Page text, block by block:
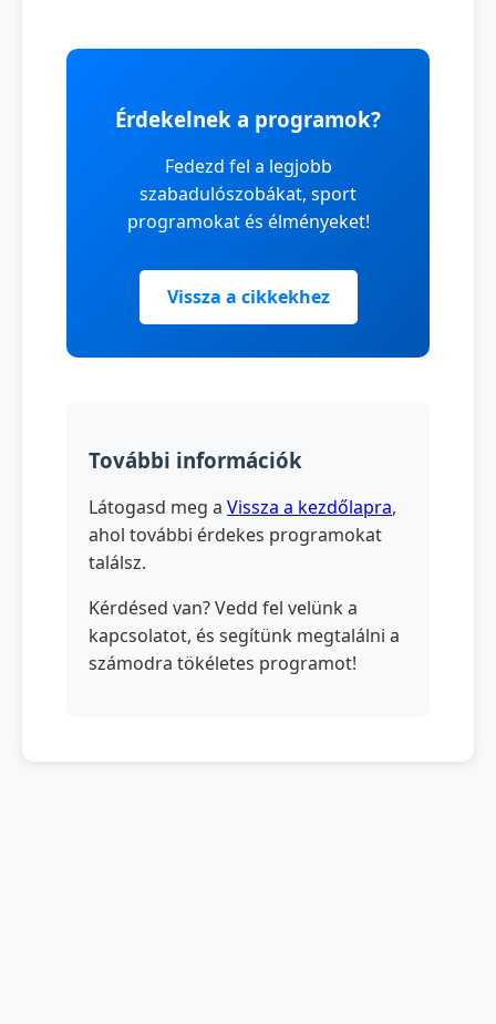
Érdekelnek a programok?
Fedezd fel a legjobb
szabadulószobákat, sport
programokat és élményeket!
Vissza a cikkekhez
További információk
Látogasd meg a Vissza a kezdőlapra,
ahol további érdekes programokat
találsz.
Kérdésed van? Vedd fel velünk a
kapcsolatot, és segítünk megtalálni a
számodra tökéletes programot!